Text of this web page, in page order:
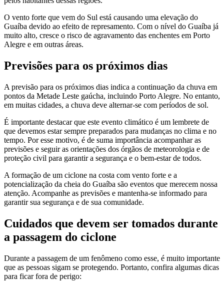
O vento forte que vem do Sul está causando uma elevação do
Guaíba devido ao efeito de represamento. Com o nível do Guaíba já
muito alto, cresce o risco de agravamento das enchentes em Porto
Alegre e em outras áreas.
Previsões para os próximos dias
A previsão para os próximos dias indica a continuação da chuva em
pontos da Metade Leste gaúcha, incluindo Porto Alegre. No entanto,
em muitas cidades, a chuva deve alternar-se com períodos de sol.
É importante destacar que este evento climático é um lembrete de
que devemos estar sempre preparados para mudanças no clima e no
tempo. Por esse motivo, é de suma importância acompanhar as
previsões e seguir as orientações dos órgãos de meteorologia e de
proteção civil para garantir a segurança e o bem-estar de todos.
A formação de um ciclone na costa com vento forte e a
potencialização da cheia do Guaíba são eventos que merecem nossa
atenção. Acompanhe as previsões e mantenha-se informado para
garantir sua segurança e de sua comunidade.
Cuidados que devem ser tomados durante
a passagem do ciclone
Durante a passagem de um fenômeno como esse, é muito importante
que as pessoas sigam se protegendo. Portanto, confira algumas dicas
para ficar fora de perigo: